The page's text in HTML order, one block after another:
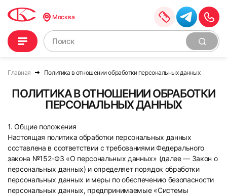
Москва
Главная Политика в отношении обработки персональных данных
ПОЛИТИКА В ОТНОШЕНИИ ОБРАБОТКИ
ПЕРСОНАЛЬНЫХ ДАННЫХ
1. Общие положения
Настоящая политика обработки персональных данных
составлена в соответствии с требованиями Федерального
закона №152-ФЗ «О персональных данных» (далее — Закон о
персональных данных) и определяет порядок обработки
персональных данных и меры по обеспечению безопасности
персональных данных, предпринимаемые «Системы